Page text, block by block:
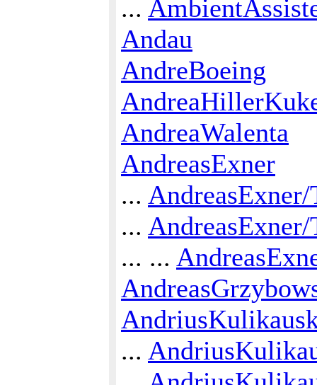
...
Andau
AndreBoeing
AndreaWalenta
AndreasExner
... AndreasExner/
... AndreasExner/
... ...
...